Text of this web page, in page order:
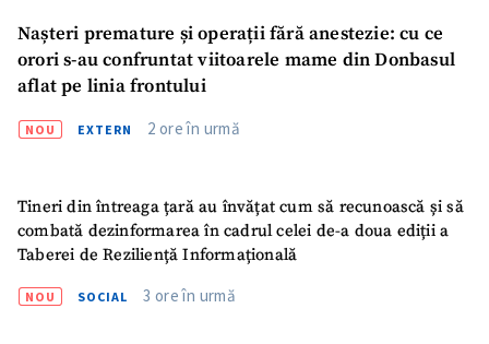
Nașteri premature și operații fără anestezie: cu ce
orori s-au confruntat viitoarele mame din Donbasul
aflat pe linia frontului
NOU EXTERN 2 ore în urmă
Tineri din întreaga țară au învățat cum să recunoască și să
combată dezinformarea în cadrul celei de-a doua ediții a
Taberei de Reziliență Informațională
NOU SOCIAL 3 ore în urmă